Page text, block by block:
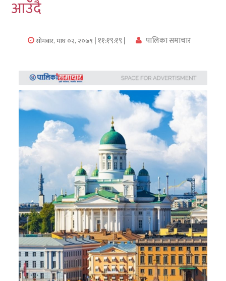
सुदुरपश्चिम
प्रदेश/
समाचार
अन्तरवार्ता
फोटो
समाचार
भिडियो
समाचार
अन्य
समाचार
Preeti
to
unicode
आउँदै
सोमबार, माघ ०२, २०७९ | ११:१९:१९ | पालिका समाचार